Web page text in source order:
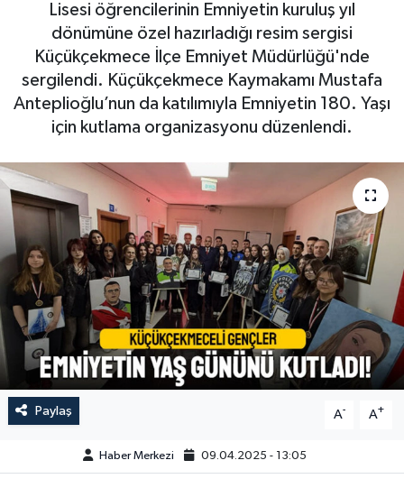
Lisesi öğrencilerinin Emniyetin kuruluş yıl
dönümüne özel hazırladığı resim sergisi
Küçükçekmece İlçe Emniyet Müdürlüğü'nde
sergilendi. Küçükçekmece Kaymakamı Mustafa
Anteplioğlu’nun da katılımıyla Emniyetin 180. Yaşı
için kutlama organizasyonu düzenlendi.
Paylaş A- A+
Haber Merkezi 09.04.2025 - 13:05